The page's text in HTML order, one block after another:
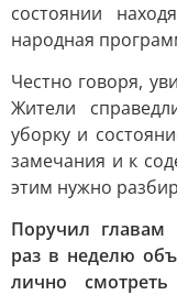
состоянии
народная
Честно говоря,
Жители
уборку и
замечания и к
этим нужно
Поручил
раз в неделю
лично